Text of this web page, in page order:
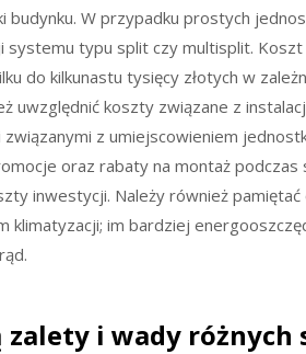
budynku. W przypadku prostych
systemu typu split czy multisplit.
do kilkunastu tysięcy złotych w
uwzględnić koszty związane z
związanymi z umiejscowieniem
oraz rabaty na montaż podczas
inwestycji. Należy również
klimatyzacji; im bardziej
zalety i wady